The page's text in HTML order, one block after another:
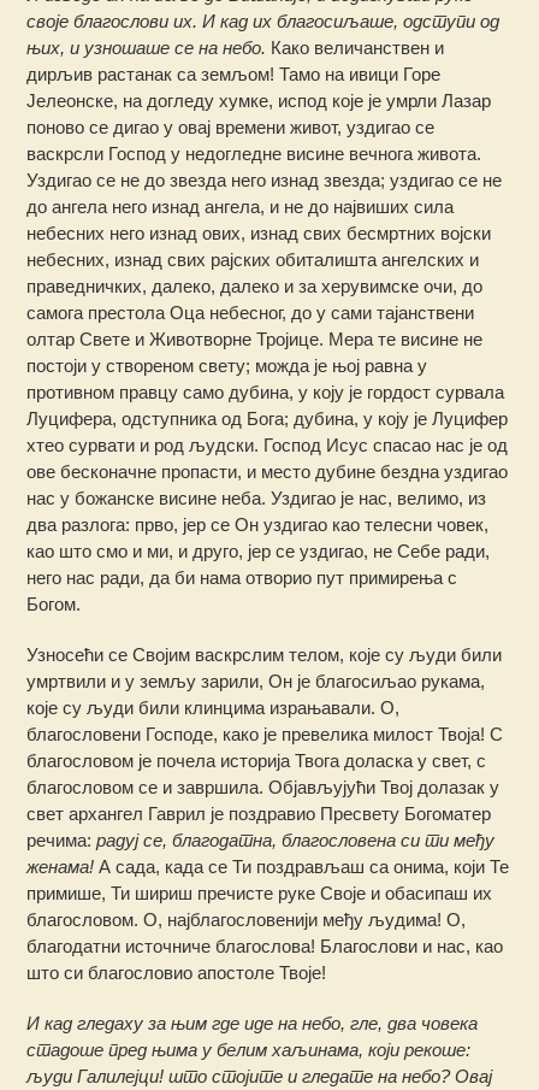
своје благослови их. И кад их благосиљаше, одступи од
њих, и узношаше се на небо. Како величанствен и
дирљив растанак са земљом! Тамо на ивици Горе
Јелеонске, на догледу хумке, испод које је умрли Лазар
поново се дигао у овај времени живот, уздигао се
васкрсли Господ у недогледне висине вечнога живота.
Уздигао се не до звезда него изнад звезда; уздигао се не
до ангела него изнад ангела, и не до највиших сила
небесних него изнад ових, изнад свих бесмртних војски
небесних, изнад свих рајских обиталишта ангелских и
праведничких, далеко, далеко и за херувимске очи, до
самога престола Оца небесног, до у сами тајанствени
олтар Свете и Животворне Тројице. Мера те висине не
постоји у створеном свету; можда је њој равна у
противном правцу само дубина, у коју је гордост сурвала
Луцифера, одступника од Бога; дубина, у коју је Луцифер
хтео сурвати и род људски. Господ Исус спасао нас је од
ове бесконачне пропасти, и место дубине бездна уздигао
нас у божанске висине неба. Уздигао је нас, велимо, из
два разлога: прво, јер се Он уздигао као телесни човек,
као што смо и ми, и друго, јер се уздигао, не Себе ради,
него нас ради, да би нама отворио пут примирења с
Богом.
Узносећи се Својим васкрслим телом, које су људи били
умртвили и у земљу зарили, Он је благосиљао рукама,
које су људи били клинцима израњавали. О,
благословени Господе, како је превелика милост Твоја! С
благословом је почела историја Твога доласка у свет, с
благословом се и завршила. Објављујући Твој долазак у
свет архангел Гаврил је поздравио Пресвету Богоматер
речима:радуј се, благодатна, благословена си ти међу
женама! А сада, када се Ти поздрављаш са онима, који Те
примише, Ти шириш пречисте руке Своје и обасипаш их
благословом. О, најблагословенији међу људима! О,
благодатни источниче благослова! Благослови и нас, као
што си благословио апостоле Твоје!
И кад гледаху за њим где иде на небо, гле, два човека
стадоше пред њима у белим хаљинама, који рекоше:
људи Галилејци! што стојите и гледате на небо? Овај